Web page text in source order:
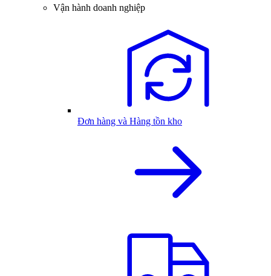
Vận hành doanh nghiệp
Đơn hàng và Hàng tồn kho